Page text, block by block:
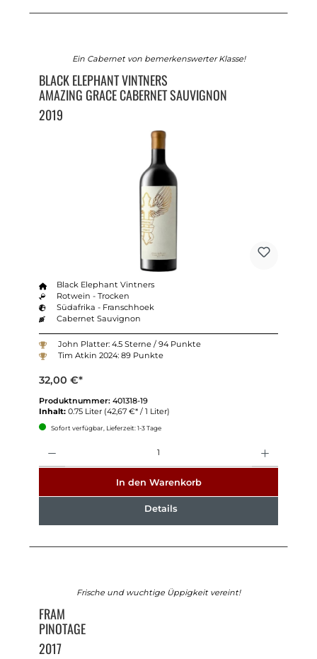
Ein Cabernet von bemerkenswerter Klasse!
BLACK ELEPHANT VINTNERS
AMAZING GRACE CABERNET SAUVIGNON
2019
Black Elephant Vintners
Rotwein - Trocken
Südafrika - Franschhoek
Cabernet Sauvignon
John Platter: 4.5 Sterne / 94 Punkte
Tim Atkin 2024: 89 Punkte
32,00 €*
Produktnummer: 401318-19
Inhalt: 0.75 Liter (42,67 €* / 1 Liter)
Sofort verfügbar, Lieferzeit: 1-3 Tage
In den Warenkorb
Details
Frische und wuchtige Üppigkeit vereint!
FRAM
PINOTAGE
2017